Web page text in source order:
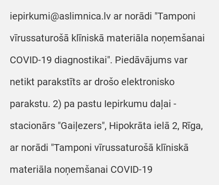
iepirkumi@aslimnica.lv ar norādi "Tamponi
vīrussaturošā klīniskā materiāla noņemšanai
COVID-19 diagnostikai". Piedāvājums var
netikt parakstīts ar drošo elektronisko
parakstu. 2) pa pastu Iepirkumu daļai -
stacionārs "Gaiļezers", Hipokrāta ielā 2, Rīga,
ar norādi "Tamponi vīrussaturošā klīniskā
materiāla noņemšanai COVID-19